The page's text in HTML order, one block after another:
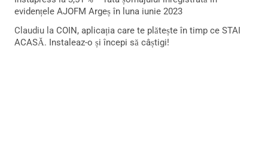
evidențele AJOFM Argeș în luna iunie 2023
Claudiu la COIN, aplicația care te plătește în timp ce STAI
ACASĂ. Instaleaz-o și începi să câștigi!